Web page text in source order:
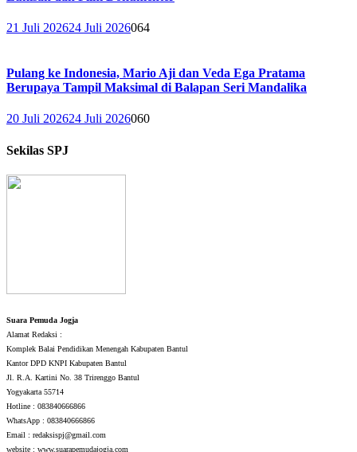
21 Juli 202624 Juli 2026064
Pulang ke Indonesia, Mario Aji dan Veda Ega Pratama
Berupaya Tampil Maksimal di Balapan Seri Mandalika
20 Juli 202624 Juli 2026060
Sekilas SPJ
Suara Pemuda Jogja
Alamat Redaksi :
Komplek Balai Pendidikan Menengah Kabupaten Bantul
Kantor DPD KNPI Kabupaten Bantul
Jl. R.A. Kartini No. 38 Trirenggo Bantul
Yogyakarta 55714
Hotline : 083840666866
WhatsApp : 083840666866
Email : redaksispj@gmail.com
website : www.suarapemudajogja.com